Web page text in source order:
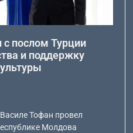
с послом Турции
и поддержку
Тофан провел
Молдова